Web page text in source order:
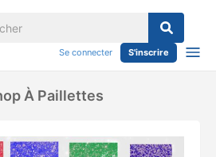
Se connecter S'inscrire
À Paillettes